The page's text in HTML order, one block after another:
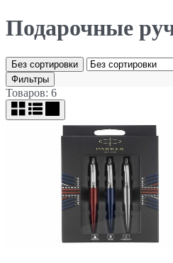
Подарочные
Без сортировки
Фильтры
Товаров: 6